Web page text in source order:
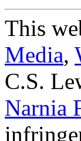
This
Media,
C.S.
Narnia